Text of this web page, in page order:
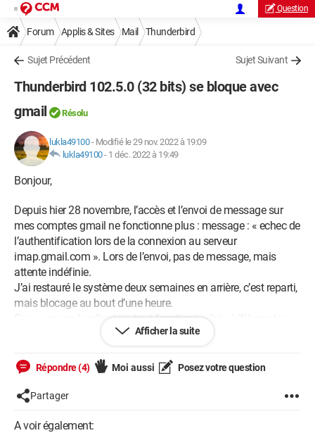
Question
Forum Applis & Sites Mail Thunderbird
Sujet Précédent Sujet Suivant
Thunderbird 102.5.0 (32 bits) se bloque avec
gmail
Résolu
lukla49100- Modifié le 29 nov. 2022 à 19:09
lukla49100- 1 déc. 2022 à 19:49
Bonjour,
Depuis hier 28 novembre, l’accès et l’envoi de message sur
mes comptes gmail ne fonctionne plus : message : « echec de
l’authentification lors de la connexion au serveur
imap.gmail.com ». Lors de l’envoi, pas de message, mais
attente indéfinie.
J’ai restauré le système deux semaines en arrière, c’est reparti,
mais blocage au bout d’une heure.
Sur un second ordinateur, tout fonctionne, j’ai vérifié que les
paramètres des comptes étaient identiques.
problème.
Afficher la suite
Répondre (4) Moi aussi Posez votre question
Partager
A voir également: